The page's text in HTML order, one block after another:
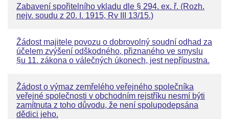
Zabavení spořitelního vkladu dle § 294. ex. ř. (Rozh.
nejv. soudu z 20. I. 1915, Rv III 13/15.)
Žádost majitele povozu o dobrovolný soudní odhad za
účelem zvýšení odškodného, přiznaného ve smyslu
§u 11. zákona o válečných úkonech, jest nepřípustna.
Žádost o výmaz zemřelého veřejného společníka
veřejné společnosti v obchodním rejstříku nesmí býti
zamítnuta z toho důvodu, že není spolupodepsána
dědici jeho.